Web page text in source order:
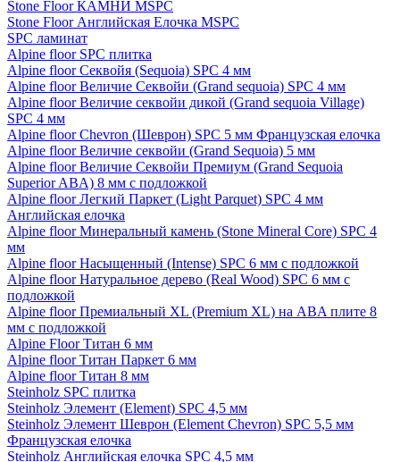
Stone Floor КАМНИ MSPC
Stone Floor Английская Елочка MSPC
SPC ламинат
Alpine floor SPC плитка
Alpine floor Секвойя (Sequoia) SPC 4 мм
Alpine floor Величие Секвойи (Grand sequoia) SPC 4 мм
Alpine floor Величие секвойи дикой (Grand sequoia Village)
SPC 4 мм
Alpine floor Chevron (Шеврон) SPC 5 мм Французская елочка
Alpine floor Величие секвойи (Grand Sequoia) 5 мм
Alpine floor Величие Секвойи Премиум (Grand Sequoia
Superior ABA) 8 мм с подложкой
Alpine floor Легкий Паркет (Light Parquet) SPC 4 мм
Английская елочка
Alpine floor Минеральный камень (Stone Mineral Core) SPC 4
мм
Alpine floor Насыщенный (Intense) SPC 6 мм с подложкой
Alpine floor Натуральное дерево (Real Wood) SPC 6 мм с
подложкой
Alpine floor Премиальный XL (Premium XL) на ABA плите 8
мм с подложкой
Alpine Floor Титан 6 мм
Alpine floor Титан Паркет 6 мм
Alpine floor Титан 8 мм
Steinholz SPC плитка
Steinholz Элемент (Element) SPC 4,5 мм
Steinholz Элемент Шеврон (Element Chevron) SPC 5,5 мм
Французская елочка
Steinholz Английская елочка SPC 4,5 мм